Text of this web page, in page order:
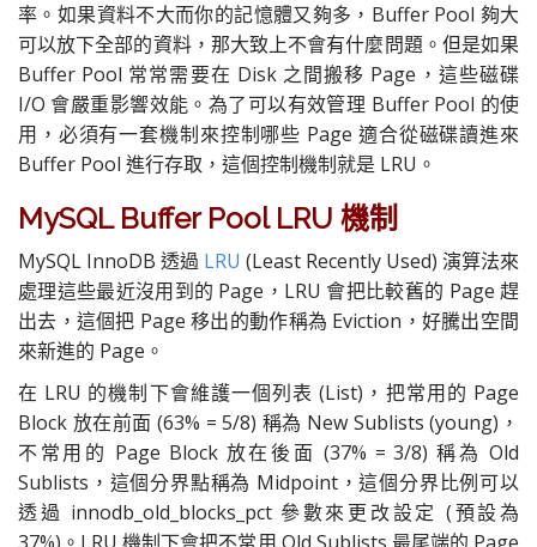
率。如果資料不大而你的記憶體又夠多，Buffer Pool 夠大
可以放下全部的資料，那大致上不會有什麼問題。但是如果
Buffer Pool 常常需要在 Disk 之間搬移 Page，這些磁碟
I/O 會嚴重影響效能。為了可以有效管理 Buffer Pool 的使
用，必須有一套機制來控制哪些 Page 適合從磁碟讀進來
Buffer Pool 進行存取，這個控制機制就是 LRU。
MySQL Buffer Pool LRU 機制
MySQL InnoDB 透過 LRU (Least Recently Used) 演算法來
處理這些最近沒用到的 Page，LRU 會把比較舊的 Page 趕
出去，這個把 Page 移出的動作稱為 Eviction，好騰出空間
來新進的 Page。
在 LRU 的機制下會維護一個列表 (List)，把常用的 Page
Block 放在前面 (63% = 5/8) 稱為 New Sublists (young)，
不常用的 Page Block 放在後面 (37% = 3/8) 稱為 Old
Sublists，這個分界點稱為 Midpoint，這個分界比例可以
透過 innodb_old_blocks_pct 參數來更改設定 (預設為